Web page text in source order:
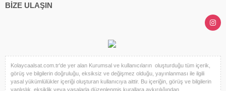
BİZE ULAŞIN
Kolaycaalsat.com.tr'de yer alan Kurumsal ve kullanıcıların oluşturduğu tüm içerik,
görüş ve bilgilerin doğruluğu, eksiksiz ve değişmez olduğu, yayınlanması ile ilgili
yasal yükümlülükler içeriği oluşturan kullanıcıya aittir. Bu içeriğin, görüş ve bilgilerin
yanlışlık, eksiklik veya yasalarla düzenlenmiş kurallara aykırılığından